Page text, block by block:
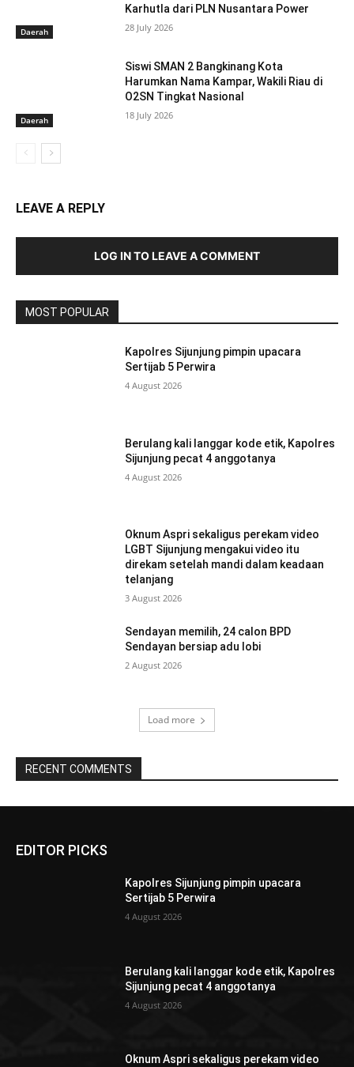
Daerah
Karhutla dari PLN Nusantara Power
28 July 2026
Daerah
Siswi SMAN 2 Bangkinang Kota
Harumkan Nama Kampar, Wakili Riau di
O2SN Tingkat Nasional
18 July 2026
LEAVE A REPLY
LOG IN TO LEAVE A COMMENT
MOST POPULAR
Kapolres Sijunjung pimpin upacara
Sertijab 5 Perwira
4 August 2026
Berulang kali langgar kode etik, Kapolres
Sijunjung pecat 4 anggotanya
4 August 2026
Oknum Aspri sekaligus perekam video
LGBT Sijunjung mengakui video itu
direkam setelah mandi dalam keadaan
telanjang
3 August 2026
Sendayan memilih, 24 calon BPD
Sendayan bersiap adu lobi
2 August 2026
Load more
RECENT COMMENTS
EDITOR PICKS
Kapolres Sijunjung pimpin upacara
Sertijab 5 Perwira
4 August 2026
Berulang kali langgar kode etik, Kapolres
Sijunjung pecat 4 anggotanya
4 August 2026
Oknum Aspri sekaligus perekam video